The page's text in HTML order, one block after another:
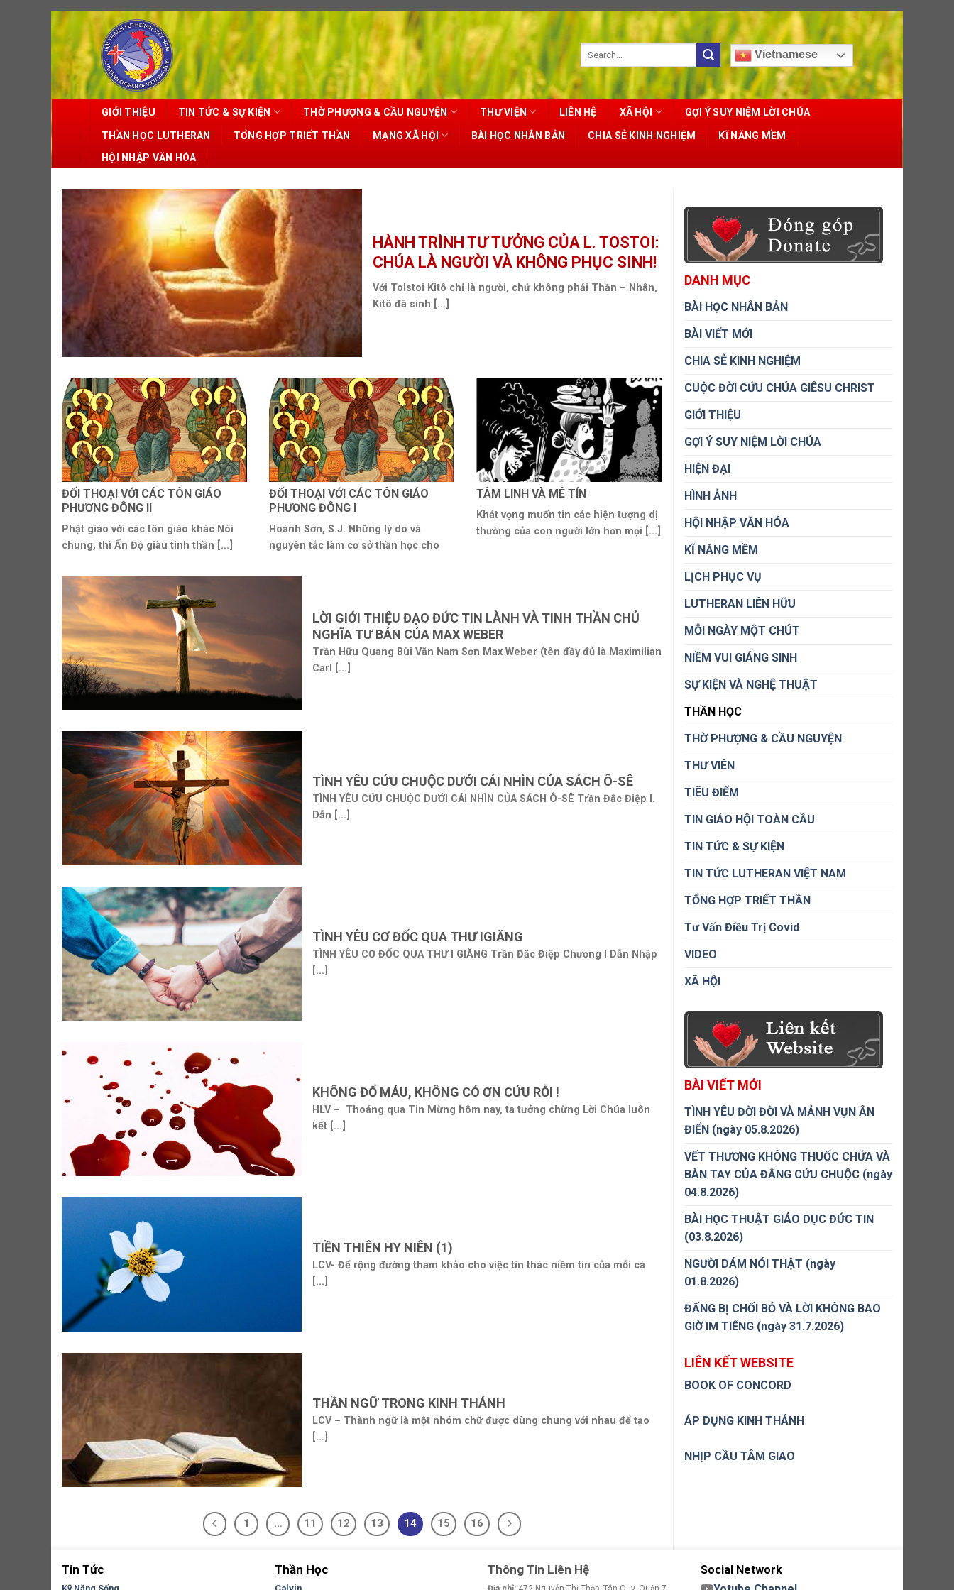
Skip
to
content
Vietnamese
GIỚI THIỆU TIN TỨC & SỰ KIỆN THỜ PHƯỢNG & CẦU NGUYỆN THƯ VIỆN LIÊN HỆ XÃ HỘI GỢI Ý SUY NIỆM LỜI CHÚA
THẦN HỌC LUTHERAN TỔNG HỢP TRIẾT THẦN MẠNG XÃ HỘI BÀI HỌC NHÂN BẢN CHIA SẺ KINH NGHIỆM
KĨ NĂNG MỀM
HỘI NHẬP VĂN HÓA
HÀNH TRÌNH TƯ TƯỞNG CỦA L. TOSTOI:
CHÚA LÀ NGƯỜI VÀ KHÔNG PHỤC SINH!
Với Tolstoi Kitô chỉ là người, chứ không phải Thần – Nhân,
Kitô đã sinh [...]
ĐỐI THOẠI VỚI CÁC TÔN GIÁO
PHƯƠNG ĐÔNG II
Phật giáo với các tôn giáo khác Nói
chung, thì Ấn Độ giàu tinh thần [...]
ĐỐI THOẠI VỚI CÁC TÔN GIÁO
PHƯƠNG ĐÔNG I
Hoành Sơn, S.J. Những lý do và
nguyên tắc làm cơ sở thần học cho
TÂM LINH VÀ MÊ TÍN
Khát vọng muốn tin các hiện tượng dị
thường của con người lớn hơn mọi [...]
LỜI GIỚI THIỆU ĐẠO ĐỨC TIN LÀNH VÀ TINH THẦN CHỦ
NGHĨA TƯ BẢN CỦA MAX WEBER
Trần Hữu Quang Bùi Văn Nam Sơn Max Weber (tên đầy đủ là Maximilian
Carl [...]
TÌNH YÊU CỨU CHUỘC DƯỚI CÁI NHÌN CỦA SÁCH Ô-SÊ
TÌNH YÊU CỨU CHUỘC DƯỚI CÁI NHÌN CỦA SÁCH Ô-SÊ Trần Đắc Điệp I.
Dẫn [...]
TÌNH YÊU CƠ ĐỐC QUA THƯ IGIĂNG
TÌNH YÊU CƠ ĐỐC QUA THƯ I GIĂNG Trần Đắc Điệp Chương I Dẫn Nhập
[...]
KHÔNG ĐỔ MÁU, KHÔNG CÓ ƠN CỨU RỖI !
HLV – Thoáng qua Tin Mừng hôm nay, ta tưởng chừng Lời Chúa luôn
kết [...]
TIỀN THIÊN HY NIÊN (1)
LCV- Để rộng đường tham khảo cho việc tín thác niềm tin của mỗi cá
[...]
THẦN NGỮ TRONG KINH THÁNH
LCV – Thành ngữ là một nhóm chữ được dùng chung với nhau để tạo
[...]
1 … 11 12 13 14 15 16
DANH MỤC
BÀI HỌC NHÂN BẢN
BÀI VIẾT MỚI
CHIA SẺ KINH NGHIỆM
CUỘC ĐỜI CỨU CHÚA GIÊSU CHRIST
GIỚI THIỆU
GỢI Ý SUY NIỆM LỜI CHÚA
HIỆN ĐẠI
HÌNH ẢNH
HỘI NHẬP VĂN HÓA
KĨ NĂNG MỀM
LỊCH PHỤC VỤ
LUTHERAN LIÊN HỮU
MỖI NGÀY MỘT CHÚT
NIỀM VUI GIÁNG SINH
SỰ KIỆN VÀ NGHỆ THUẬT
THẦN HỌC
THỜ PHƯỢNG & CẦU NGUYỆN
THƯ VIÊN
TIÊU ĐIỂM
TIN GIÁO HỘI TOÀN CẦU
TIN TỨC & SỰ KIỆN
TIN TỨC LUTHERAN VIỆT NAM
TỔNG HỢP TRIẾT THẦN
Tư Vấn Điều Trị Covid
VIDEO
XÃ HỘI
BÀI VIẾT MỚI
TÌNH YÊU ĐỜI ĐỜI VÀ MẢNH VỤN ÂN
ĐIỂN (ngày 05.8.2026)
VẾT THƯƠNG KHÔNG THUỐC CHỮA VÀ
BÀN TAY CỦA ĐẤNG CỨU CHUỘC (ngày
04.8.2026)
BÀI HỌC THUẬT GIÁO DỤC ĐỨC TIN
(03.8.2026)
NGƯỜI DÁM NÓI THẬT (ngày
01.8.2026)
ĐẤNG BỊ CHỐI BỎ VÀ LỜI KHÔNG BAO
GIỜ IM TIẾNG (ngày 31.7.2026)
LIÊN KẾT WEBSITE
BOOK OF CONCORD
ÁP DỤNG KINH THÁNH
NHỊP CẦU TÂM GIAO
Tin Tức Thần Học Thông Tin Liên Hệ
Social Network